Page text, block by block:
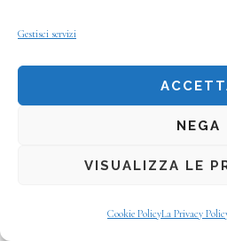
Gestisci servizi
NEGA
VISUALIZZA LE
Cookie PolicyLa Privacy
In altri casi invece lo
conseguenza di vizi
(l’ipermetropia ad
legato ad altre alterazioni